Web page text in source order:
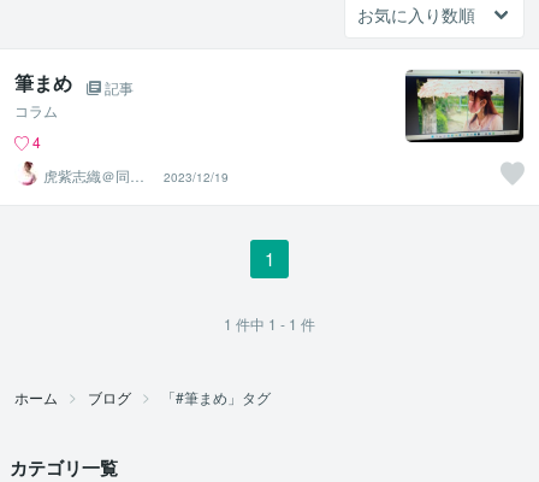
筆まめ
記事
コラム
4
虎紫志織＠同じ
目線の『駆け込
み寺』
2023/12/19
1
1 件中 1 - 1 件
ホーム ブログ 「#筆まめ」タグ
カテゴリ一覧